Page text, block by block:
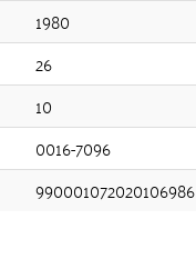
1980
26
10
0016-7096
990001072020106986